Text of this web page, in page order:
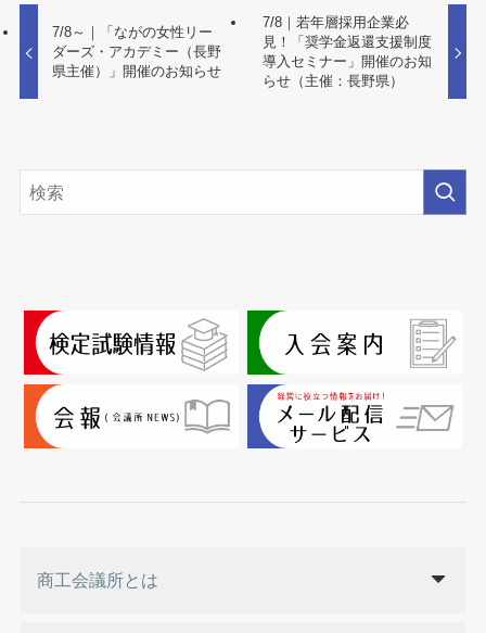
7/8～｜「ながの女性リー
ダーズ・アカデミー（長野
県主催）」開催のお知らせ
7/8｜若年層採用企業必
見！「奨学金返還支援制度
導入セミナー」開催のお知
らせ（主催：長野県）
商工会議所とは